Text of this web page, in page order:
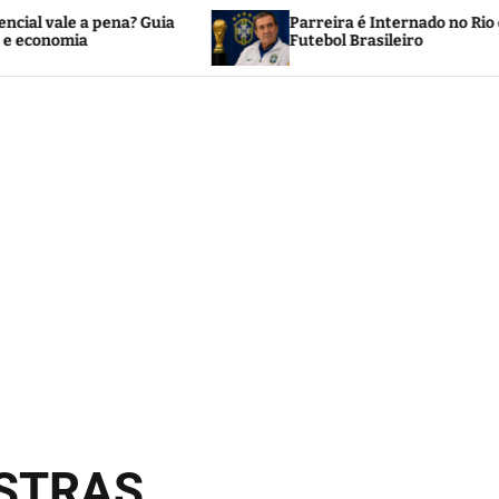
Parreira é Internado no Rio e Mobiliza o
Futebol Brasileiro